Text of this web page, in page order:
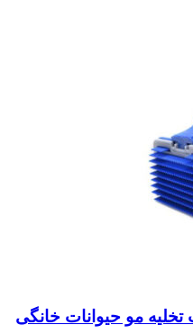
تخلیه مو حیوانات خانگی